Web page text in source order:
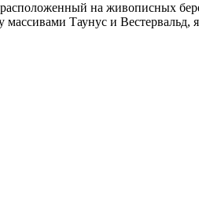
на живописных
Таунус и Вестервальд,